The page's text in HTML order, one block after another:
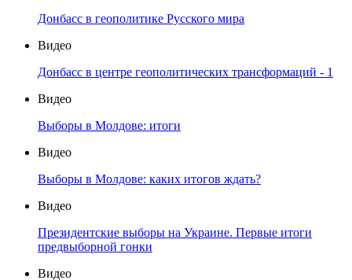
Донбасс в геополитике Русского мира
Видео
Донбасс в центре геополитических трансформаций - 1
Видео
Выборы в Молдове: итоги
Видео
Выборы в Молдове: каких итогов ждать?
Видео
Президентские выборы на Украине. Первые итоги
предвыборной гонки
Видео